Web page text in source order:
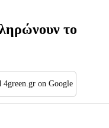
το
4green.gr on Google